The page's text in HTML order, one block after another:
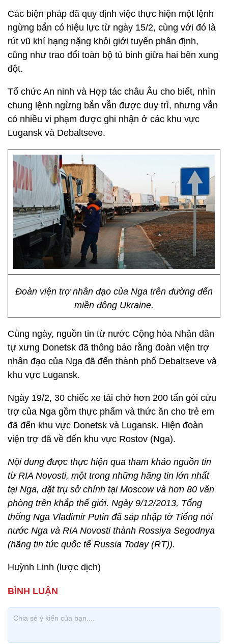
Các biện pháp đã quy định việc thực hiện một lệnh
ngừng bắn có hiệu lực từ ngày 15/2, cùng với đó là
rút vũ khí hạng nặng khỏi giới tuyến phân định,
cũng như trao đổi toàn bộ tù binh giữa hai bên xung
đột.
Tổ chức An ninh và Hợp tác châu Âu cho biết, nhìn
chung lệnh ngừng bắn vẫn được duy trì, nhưng vẫn
có nhiều vi phạm được ghi nhận ở các khu vực
Lugansk và Debaltseve.
Đoàn viện trợ nhân đạo của Nga trên đường đến
miền đông Ukraine.
Cùng ngày, nguồn tin từ nước Cộng hòa Nhân dân
tự xưng Donetsk đã thông báo rằng đoàn viện trợ
nhân đạo của Nga đã đến thành phố Debaltseve và
khu vực Lugansk.
Ngày 19/2, 30 chiếc xe tải chở hơn 200 tấn gói cứu
trợ của Nga gồm thực phẩm và thức ăn cho trẻ em
đã đến khu vực Donetsk và Lugansk. Hiện đoàn
viện trợ đã về đến khu vực Rostov (Nga).
Nội dung được thực hiện qua tham khảo nguồn tin
từ RIA Novosti, một trong những hãng tin lớn nhất
tại Nga, đặt trụ sở chính tại Moscow và hơn 80 văn
phòng trên khắp thế giới. Ngày 9/12/2013, Tổng
thống Nga Vladimir Putin đã sáp nhập tờ Tiếng nói
nước Nga và RIA Novosti thành Rossiya Segodnya
(hãng tin tức quốc tế Russia Today (RT)).
Huỳnh Linh (lược dịch)